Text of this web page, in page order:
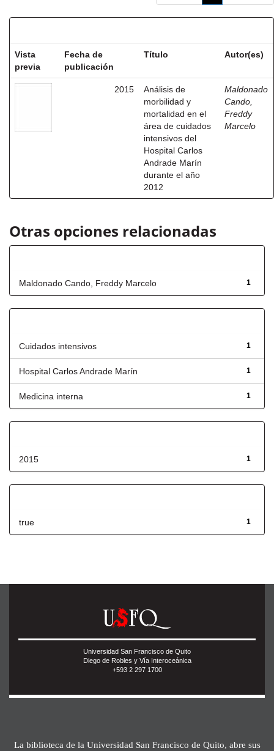
Vista
previa
Fecha de
publicación
Título Autor(es)
2015
Análisis de
morbilidad y
mortalidad en el
área de cuidados
intensivos del
Hospital Carlos
Andrade Marín
durante el año
2012
Maldonado
Cando,
Freddy
Marcelo
Otras opciones relacionadas
1
Maldonado Cando, Freddy Marcelo
1
Cuidados intensivos
1
Hospital Carlos Andrade Marín
1
Medicina interna
1
2015
1
true
Universidad San Francisco de Quito
Diego de Robles y Vía Interoceánica
+593 2 297 1700
La biblioteca de la Universidad San Francisco de Quito, abre sus